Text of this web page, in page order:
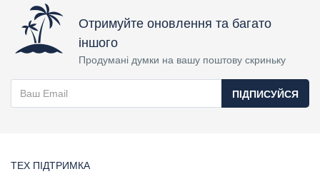
Отримуйте оновлення та багато
іншого
Продумані думки на вашу поштову скриньку
ПІДПИСУЙСЯ
ТЕХ ПІДТРИМКА